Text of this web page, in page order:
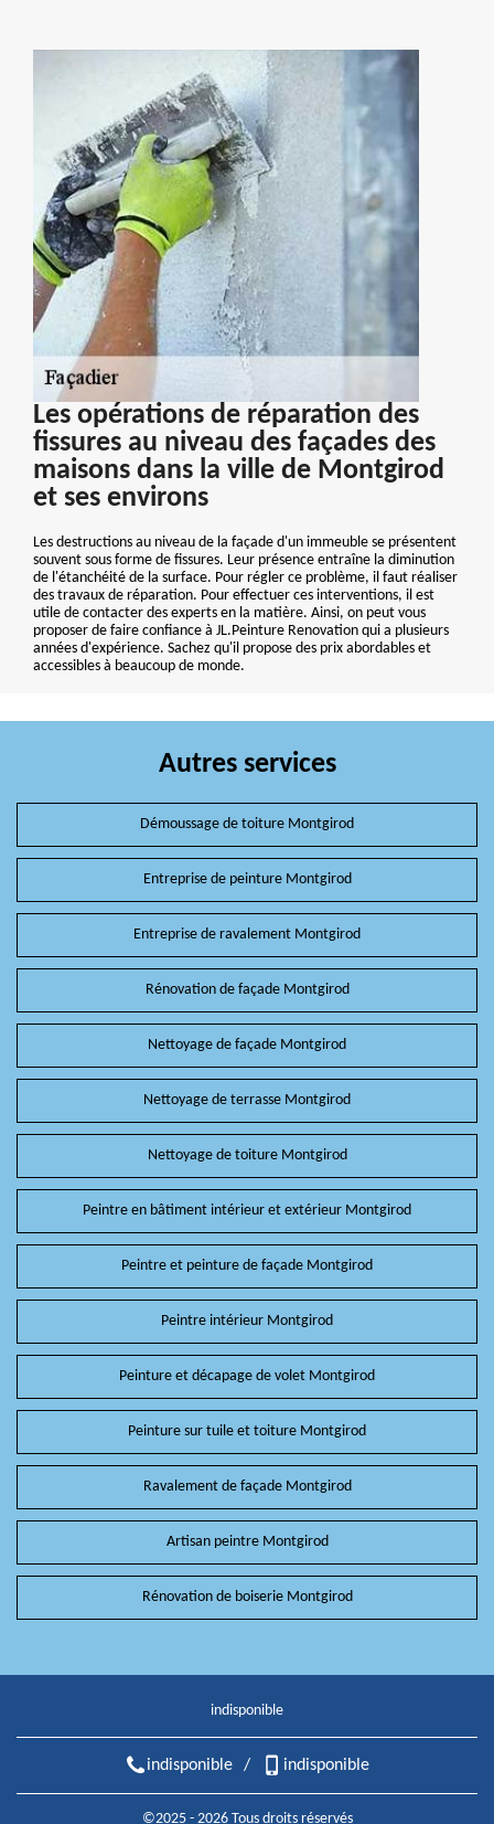
Les opérations de réparation des
fissures au niveau des façades des
maisons dans la ville de Montgirod
et ses environs
Les destructions au niveau de la façade d'un immeuble se présentent
souvent sous forme de fissures. Leur présence entraîne la diminution
de l'étanchéité de la surface. Pour régler ce problème, il faut réaliser
des travaux de réparation. Pour effectuer ces interventions, il est
utile de contacter des experts en la matière. Ainsi, on peut vous
proposer de faire confiance à JL.Peinture Renovation qui a plusieurs
années d'expérience. Sachez qu'il propose des prix abordables et
accessibles à beaucoup de monde.
Autres services
Démoussage de toiture Montgirod
Entreprise de peinture Montgirod
Entreprise de ravalement Montgirod
Rénovation de façade Montgirod
Nettoyage de façade Montgirod
Nettoyage de terrasse Montgirod
Nettoyage de toiture Montgirod
Peintre en bâtiment intérieur et extérieur Montgirod
Peintre et peinture de façade Montgirod
Peintre intérieur Montgirod
Peinture et décapage de volet Montgirod
Peinture sur tuile et toiture Montgirod
Ravalement de façade Montgirod
Artisan peintre Montgirod
Rénovation de boiserie Montgirod
indisponible
indisponible / indisponible
©2025 - 2026 Tous droits réservés